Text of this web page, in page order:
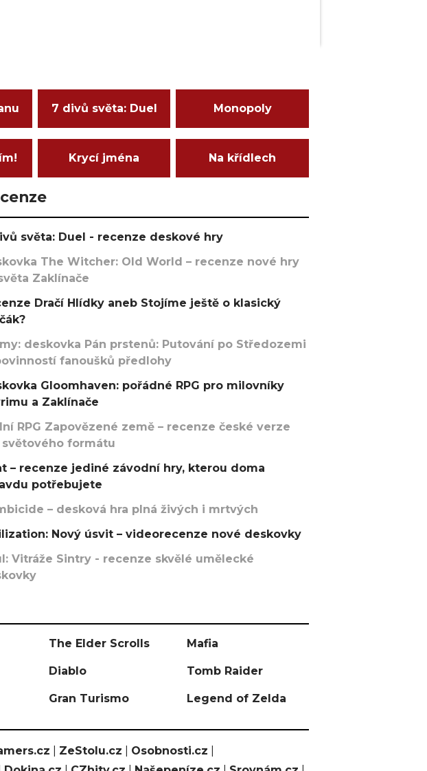
7 divů světa: Duel Monopoly
Krycí jména Na křídlech
světa: Duel - recenze deskové hry
The Witcher: Old World – recenze nové hry
Zaklínače
Dračí Hlídky aneb Stojíme ještě o klasický
deskovka Pán prstenů: Putování po Středozemi
fanoušků předlohy
Gloomhaven: pořádné RPG pro milovníky
a Zaklínače
RPG Zapovězené země – recenze české verze
světového formátu
– recenze jediné závodní hry, kterou doma
potřebujete
– desková hra plná živých i mrtvých
Nový úsvit – videorecenze nové deskovky
Vitráže Sintry - recenze skvělé umělecké
The Elder Scrolls Mafia
Diablo Tomb Raider
Gran Turismo Legend of Zelda
ZeStolu.cz Osobnosti.cz